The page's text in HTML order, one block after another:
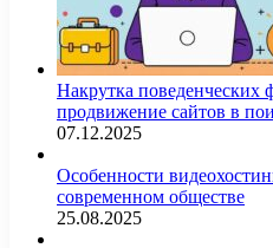
Накрутка поведенческих
продвижение сайтов в
07.12.2025
Особенности
современном обществе
25.08.2025